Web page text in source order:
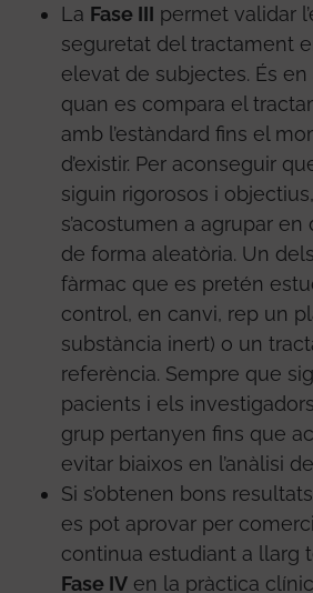
La Fase III permet validar
seguretat del tractament
elevat de subjectes. És
quan es compara el
amb l’estàndard fins el
d’existir. Per aconseguir
siguin rigorosos i
s’acostumen a agrupar
de forma aleatòria. Un
fàrmac que es pretén
control, en canvi, rep un
substància inert) o un
referència. Sempre que
pacients i els
grup pertanyen fins que
evitar biaixos en l’anàlisi
Si s’obtenen bons
es pot aprovar per
continua estudiant a llarg
Fase IV en la pràctica